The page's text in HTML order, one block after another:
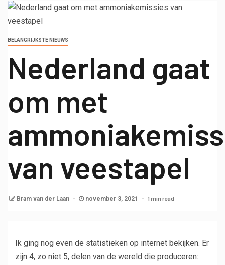
BELANGRIJKSTE NIEUWS
Nederland gaat
om met
van veestapel
Bram van der Laan november 3, 2021 1 min read
Ik ging nog even de statistieken op internet bekijken. Er
zijn 4, zo niet 5, delen van de wereld die produceren: